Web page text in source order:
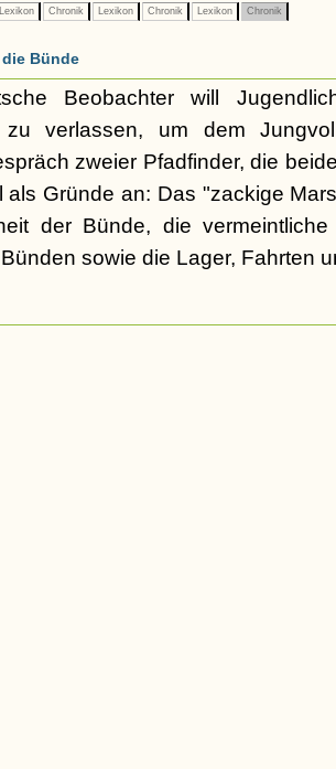
Lexikon Chronik Lexikon Chronik Lexikon Chronik
Bünde
Beobachter will
zu verlassen, um dem
zweier Pfadfinder, die
als Gründe an: Das "zackige
der Bünde, die
sowie die Lager, Fahrten